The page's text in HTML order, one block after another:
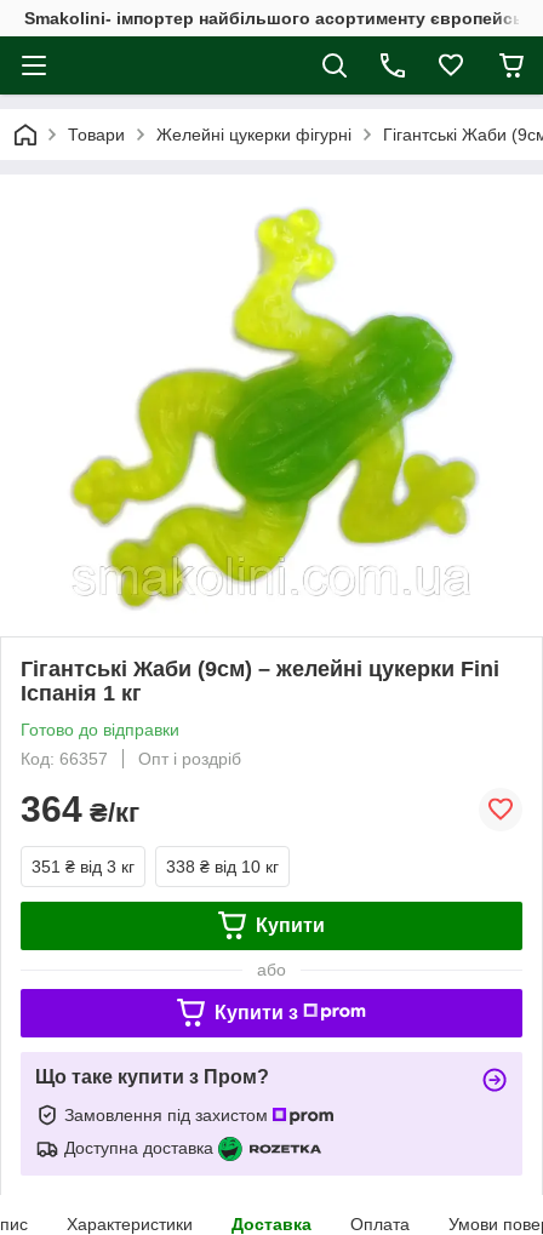
Smakolini- імпортер найбільшого асортименту
Товари Желейні цукерки фігурні Гігантські Жаби
Гігантські Жаби (9см) – желейні цукерки Fini
Іспанія 1 кг
Готово до відправки
Код: 66357
Опт і роздріб
364 ₴/кг
351 ₴ від 3 кг 338 ₴ від 10 кг
Купити
або
Купити з
Що таке купити з Пром?
Замовлення під захистом
Доступна доставка
Характеристики Доставка Оплата Умови